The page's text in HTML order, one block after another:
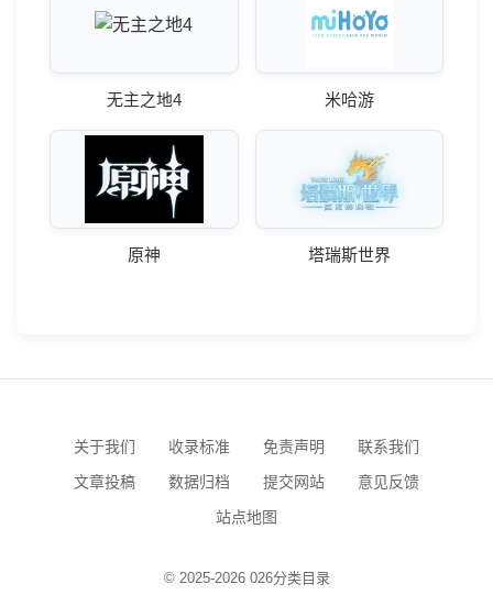
无主之地4 米哈游
原神 塔瑞斯世界
关于我们 收录标准 免责声明
联系我们
文章投稿
数据归档 提交网站
意见反馈
站点地图
© 2025-2026 026分类目录